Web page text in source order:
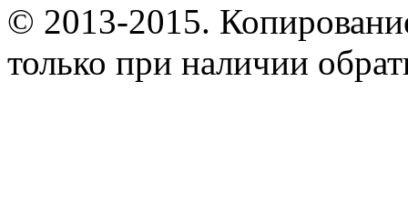
© 2013-2015.
только при наличии